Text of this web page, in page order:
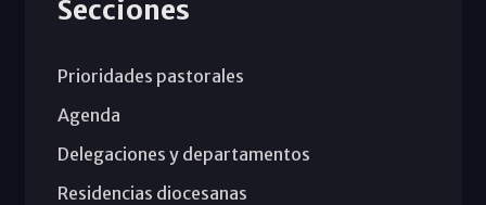
Secciones
Prioridades pastorales
Agenda
Delegaciones y departamentos
Residencias diocesanas